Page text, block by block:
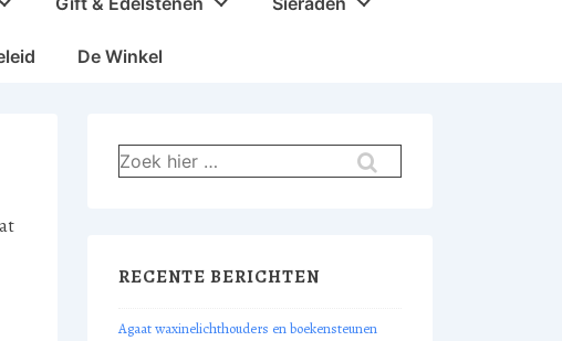
De Winkel
Zoek
naar:
RECENTE BERICHTEN
Agaat waxinelichthouders en boekensteunen